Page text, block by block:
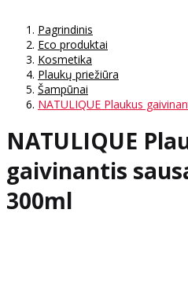
Pagrindinis
Eco produktai
Kosmetika
Plaukų priežiūra
Šampūnai
NATULIQUE Plaukus
NATULIQUE
gaivinantis
300ml